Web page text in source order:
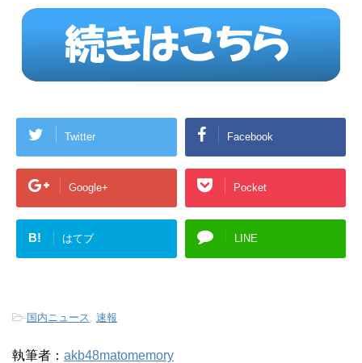
Twitter Facebook
Google+ Pocket
B! はてブ LINE
-国内ニュース 速報
執筆者： akb48matomemory